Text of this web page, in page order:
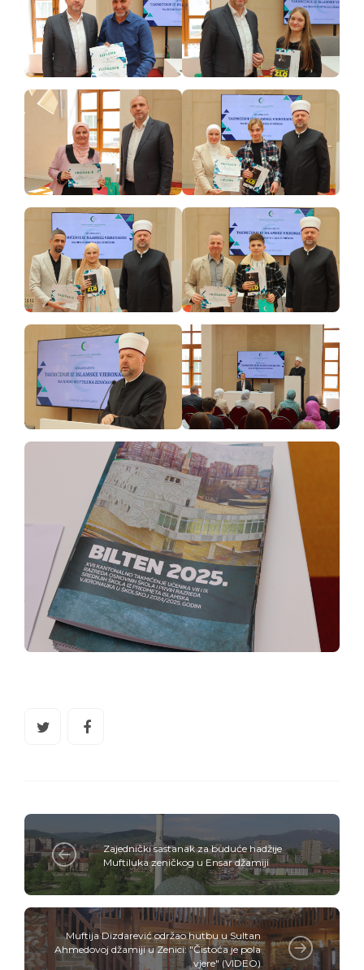
Zajednički sastanak za buduće hadžije
Muftiluka zeničkog u Ensar džamiji
Muftija Dizdarević održao hutbu u Sultan
Ahmedovoj džamiji u Zenici: "Čistoća je pola
vjere" (VIDEO)